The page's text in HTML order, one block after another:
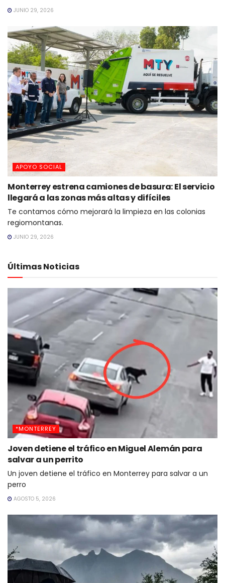
JUNIO 29, 2026
APOYO SOCIAL
Monterrey estrena camiones de basura: El servicio
llegará a las zonas más altas y difíciles
Te contamos cómo mejorará la limpieza en las colonias
regiomontanas.
JUNIO 29, 2026
Últimas Noticias
*MONTERREY
Joven detiene el tráfico en Miguel Alemán para
salvar a un perrito
Un joven detiene el tráfico en Monterrey para salvar a un
perro
AGOSTO 5, 2026